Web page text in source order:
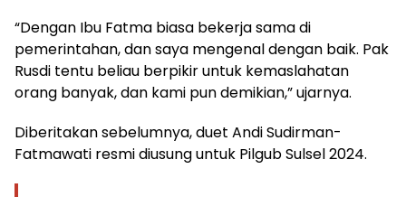
“Dengan Ibu Fatma biasa bekerja sama di
pemerintahan, dan saya mengenal dengan baik. Pak
Rusdi tentu beliau berpikir untuk kemaslahatan
orang banyak, dan kami pun demikian,” ujarnya.
Diberitakan sebelumnya, duet Andi Sudirman-
Fatmawati resmi diusung untuk Pilgub Sulsel 2024.